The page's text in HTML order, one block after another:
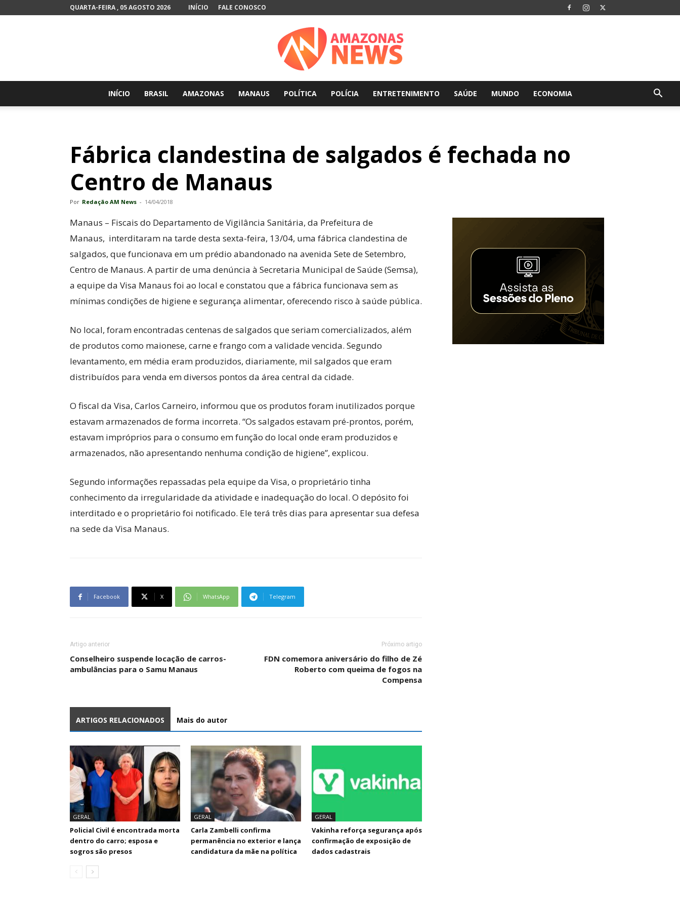
QUARTA-FEIRA , 05 AGOSTO 2026 INÍCIO FALE CONOSCO
News
INÍCIO BRASIL AMAZONAS MANAUS POLÍTICA POLÍCIA ENTRETENIMENTO SAÚDE MUNDO ECONOMIA
Fábrica clandestina de salgados é fechada no
Centro de Manaus
Por Redação AM News - 14/04/2018
Manaus – Fiscais do Departamento de Vigilância Sanitária, da Prefeitura de
Manaus, interditaram na tarde desta sexta-feira, 13/04, uma fábrica clandestina de
salgados, que funcionava em um prédio abandonado na avenida Sete de Setembro,
Centro de Manaus. A partir de uma denúncia à Secretaria Municipal de Saúde (Semsa),
a equipe da Visa Manaus foi ao local e constatou que a fábrica funcionava sem as
mínimas condições de higiene e segurança alimentar, oferecendo risco à saúde pública.
No local, foram encontradas centenas de salgados que seriam comercializados, além
de produtos como maionese, carne e frango com a validade vencida. Segundo
levantamento, em média eram produzidos, diariamente, mil salgados que eram
distribuídos para venda em diversos pontos da área central da cidade.
O fiscal da Visa, Carlos Carneiro, informou que os produtos foram inutilizados porque
estavam armazenados de forma incorreta. “Os salgados estavam pré-prontos, porém,
estavam impróprios para o consumo em função do local onde eram produzidos e
armazenados, não apresentando nenhuma condição de higiene”, explicou.
Segundo informações repassadas pela equipe da Visa, o proprietário tinha
conhecimento da irregularidade da atividade e inadequação do local. O depósito foi
interditado e o proprietário foi notificado. Ele terá três dias para apresentar sua defesa
na sede da Visa Manaus.
Facebook X WhatsApp Telegram
Artigo anterior
Conselheiro suspende locação de carros-
ambulâncias para o Samu Manaus
Próximo artigo
FDN comemora aniversário do filho de Zé
Roberto com queima de fogos na
Compensa
ARTIGOS RELACIONADOS Mais do autor
GERAL
Policial Civil é encontrada morta
dentro do carro; esposa e
sogros são presos
GERAL
Carla Zambelli confirma
permanência no exterior e lança
candidatura da mãe na política
GERAL
Vakinha reforça segurança após
confirmação de exposição de
dados cadastrais